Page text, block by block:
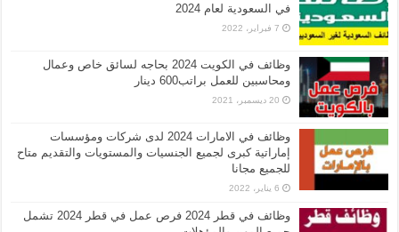
في السعودية لعام 2024
7 فبراير، 2022
وظائف في الكويت 2024 بحاجه لسائق خاص وعمال
ومحاسبين للعمل براتب600 دينار
20 ديسمبر، 2021
وظائف في الامارات 2024 لدى شركات ومؤسسات
إماراتية كبرى لجميع الجنسيات والمستويات والتقديم متاح
للجميع مجانا
6 يناير، 2022
وظائف في قطر 2024 فرص عمل في قطر 2024 تشمل